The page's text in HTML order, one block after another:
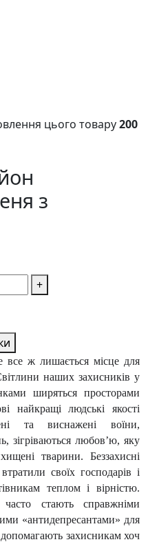
цього товару200
з
+
ж лишається місце для
наших захисників у
ширяться просторами
найкращі людські якості
та виснажені воїни,
зігріваються любов’ю, яку
тварини. Беззахисні
своїх господарів і
теплом і вірністю.
стають справжніми
«антидепресантами» для
захисникам хоч